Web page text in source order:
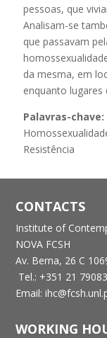
pessoas, que
Analisam-se
que passavam
da mesma, em
enquanto lugares
Palavras-chave:
Resistência
CONTACTS
Institute of
NOVA FCSH
Av. Berna, 26 C
Tel.: +351 21
Email:
WORKING